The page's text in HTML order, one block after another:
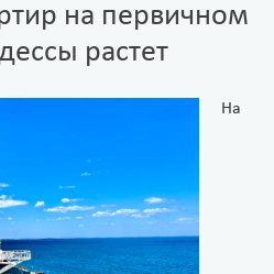
на первичном
растет
На